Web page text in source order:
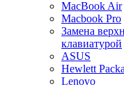
MacBook Air
Macbook Pro
Замена
клавиатурой
ASUS
Hewlett
Lenovo